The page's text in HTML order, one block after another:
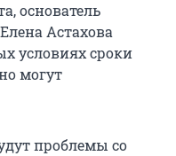
основатель
Астахова
условиях сроки
могут
проблемы со